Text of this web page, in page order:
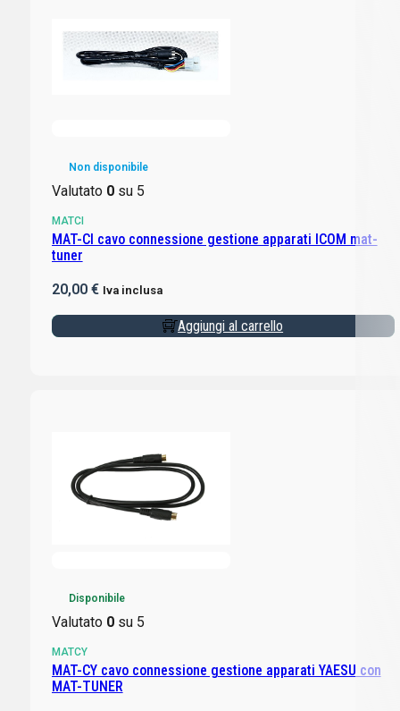
Non disponibile
Valutato 0su 5
MATCI
MAT-CI cavo connessione gestione apparati ICOM mat-
tuner
20,00 € Iva inclusa
Aggiungi al carrello
Disponibile
Valutato 0su 5
MATCY
MAT-CY cavo connessione gestione apparati YAESU con
MAT-TUNER